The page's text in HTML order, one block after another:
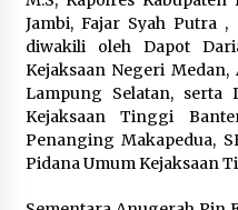
Jambi, Fajar Syah Putra
diwakili oleh Dapot
Kejaksaan Negeri Medan,
Lampung Selatan, serta
Kejaksaan Tinggi
Penanging Makapedua,
Pidana Umum Kejaksaan